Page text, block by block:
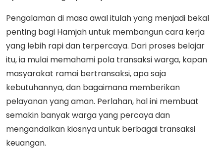
Pengalaman di masa awal itulah yang menjadi bekal
penting bagi Hamjah untuk membangun cara kerja
yang lebih rapi dan terpercaya. Dari proses belajar
itu, ia mulai memahami pola transaksi warga, kapan
masyarakat ramai bertransaksi, apa saja
kebutuhannya, dan bagaimana memberikan
pelayanan yang aman. Perlahan, hal ini membuat
semakin banyak warga yang percaya dan
mengandalkan kiosnya untuk berbagai transaksi
keuangan.